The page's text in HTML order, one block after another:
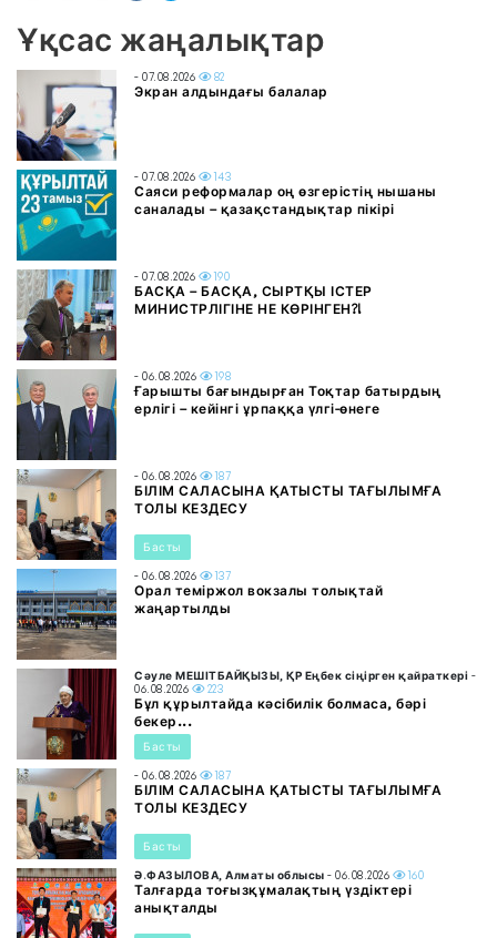
Ұқсас жаңалықтар
- 07.08.2026 82
Экран алдындағы балалар
- 07.08.2026 143
Саяси реформалар оң өзгерістің нышаны
саналады – қазақстандықтар пікірі
- 07.08.2026 190
БАСҚА – БАСҚА, СЫРТҚЫ ІСТЕР
МИНИСТРЛІГІНЕ НЕ КӨРІНГЕН?!
- 06.08.2026 198
Ғарышты бағындырған Тоқтар батырдың
ерлігі – кейінгі ұрпаққа үлгі-өнеге
- 06.08.2026 187
БІЛІМ САЛАСЫНА ҚАТЫСТЫ ТАҒЫЛЫМҒА
ТОЛЫ КЕЗДЕСУ
Басты
- 06.08.2026 137
Орал теміржол вокзалы толықтай
жаңартылды
Сәуле МЕШІТБАЙҚЫЗЫ, ҚР Еңбек сіңірген қайраткері -
06.08.2026
223
Бұл құрылтайда кәсібилік болмаса, бәрі
бекер...
Басты
- 06.08.2026 187
БІЛІМ САЛАСЫНА ҚАТЫСТЫ ТАҒЫЛЫМҒА
ТОЛЫ КЕЗДЕСУ
Басты
Ә.ФАЗЫЛОВА, Алматы облысы - 06.08.2026 160
Талғарда тоғызқұмалақтың үздіктері
анықталды